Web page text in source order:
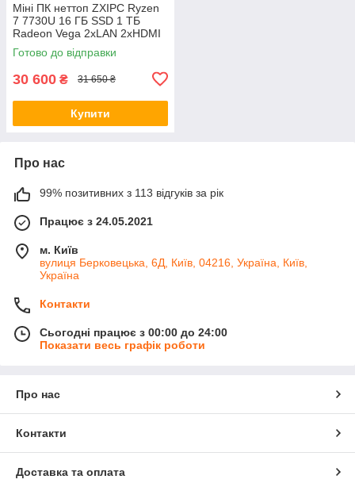
Міні ПК неттоп ZXIPC Ryzen
7 7730U 16 ГБ SSD 1 ТБ
Radeon Vega 2xLAN 2xHDMI
DP Wi-Fi 6 Type-C, Windows
11
Готово до відправки
30 600 ₴ 31 650 ₴
Купити
Про нас
99% позитивних з 113 відгуків за рік
Працює з 24.05.2021
м. Київ
вулиця Берковецька, 6Д, Київ, 04216, Україна, Київ,
Україна
Контакти
Сьогодні працює з 00:00 до 24:00
Показати весь графік роботи
Про нас
Контакти
Доставка та оплата